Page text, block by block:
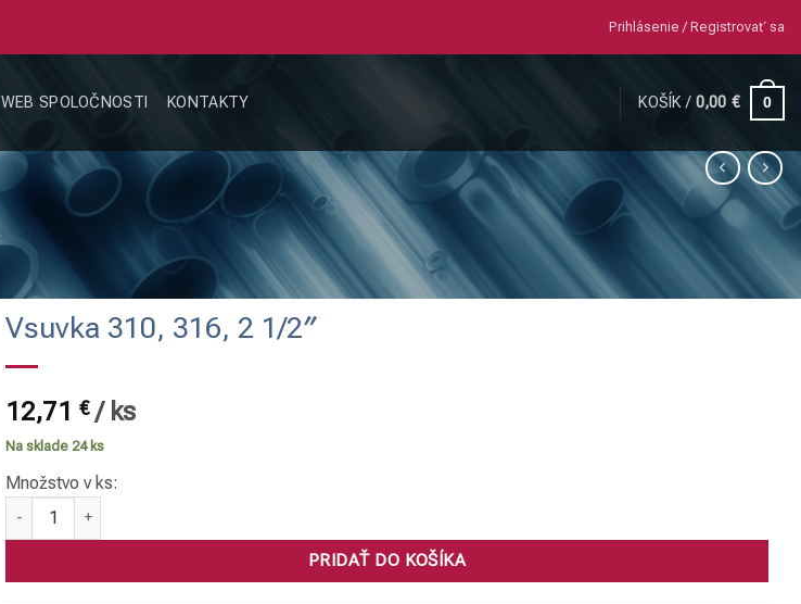
Prihlásenie / Registrovať sa
WEB SPOLOČNOSTI KONTAKTY KOŠÍK / 0,00€ 0
Vsuvka 310, 316, 2 1/2″
12,71€/ ks
Na sklade 24 ks
Množstvo v ks:
množstvo Vsuvka 310, 316, 2 1/2"
PRIDAŤ DO KOŠÍKA